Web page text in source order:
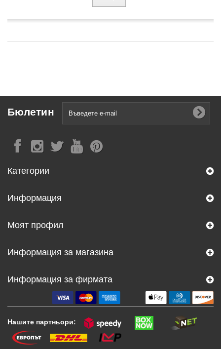
Бюлетин
Категории
Информация
Моят профил
Информация за магазина
Информация за фирмата
Нашите партньори: